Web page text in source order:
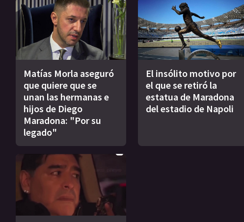
Matías Morla aseguró
que quiere que se
unan las hermanas e
hijos de Diego
Maradona: "Por su
legado"
El insólito motivo por
el que se retiró la
estatua de Maradona
del estadio de Napoli